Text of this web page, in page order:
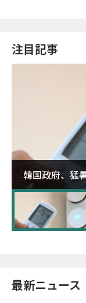
注目記事
韓国政府、猛
に需給対応体
最新ニュース